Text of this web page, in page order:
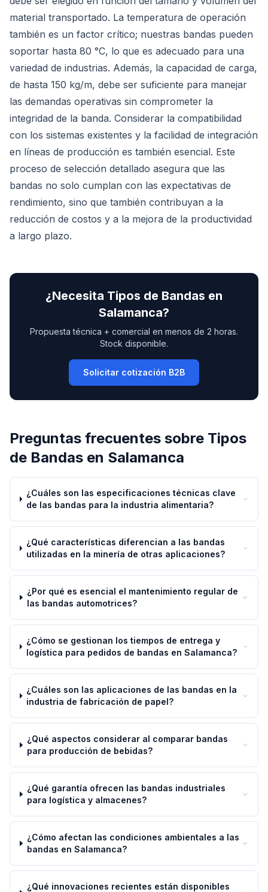
material transportado. La temperatura de operación
también es un factor crítico; nuestras bandas pueden
soportar hasta 80 °C, lo que es adecuado para una
variedad de industrias. Además, la capacidad de carga,
de hasta 150 kg/m, debe ser suficiente para manejar
las demandas operativas sin comprometer la
integridad de la banda. Considerar la compatibilidad
con los sistemas existentes y la facilidad de integración
en líneas de producción es también esencial. Este
proceso de selección detallado asegura que las
bandas no solo cumplan con las expectativas de
rendimiento, sino que también contribuyan a la
reducción de costos y a la mejora de la productividad
a largo plazo.
¿Necesita Tipos de Bandas en
Salamanca?
Propuesta técnica + comercial en menos de 2 horas.
Stock disponible.
Solicitar cotización B2B
Preguntas frecuentes sobre Tipos
de Bandas en Salamanca
¿Cuáles son las especificaciones técnicas clave
de las bandas para la industria alimentaria?
¿Qué características diferencian a las bandas
utilizadas en la minería de otras aplicaciones?
¿Por qué es esencial el mantenimiento regular de
las bandas automotrices?
¿Cómo se gestionan los tiempos de entrega y
logística para pedidos de bandas en Salamanca?
¿Cuáles son las aplicaciones de las bandas en la
industria de fabricación de papel?
¿Qué aspectos considerar al comparar bandas
para producción de bebidas?
¿Qué garantía ofrecen las bandas industriales
para logística y almacenes?
¿Cómo afectan las condiciones ambientales a las
bandas en Salamanca?
¿Qué innovaciones recientes están disponibles